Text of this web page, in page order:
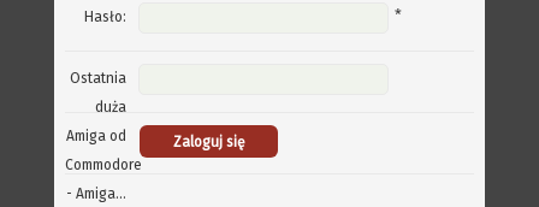
Hasło: *
Ostatnia
duża
Amiga od
Commodore
- Amiga...